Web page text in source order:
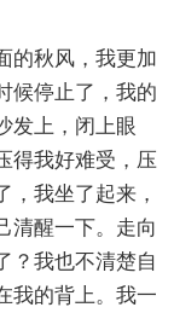
的秋风，我更加
候停止了，我的
发上，闭上眼
得我好难受，压
，我坐了起来，
清醒一下。走向
？我也不清楚自
我的背上。我一